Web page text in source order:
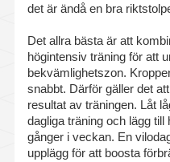
Götene
Hjo
Karlsborg
Lidköping
Mariestad
det är ändå en bra
Det allra bästa är att
högintensiv träning för att
bekvämlighetszon.
snabbt. Därför gäller det
resultat av träningen. Låt
dagliga träning och lägg
gånger i veckan. En
upplägg för att boosta